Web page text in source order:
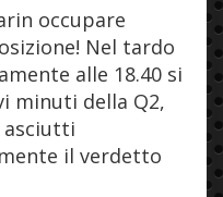
occupare
Nel tardo
alle 18.40 si
minuti della Q2,
asciutti
il verdetto